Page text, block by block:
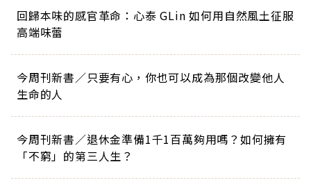
回歸本味的感官革命：心泰 GLin 如何用自然風土征服
高端味蕾
今周刊新書／只要有心，你也可以成為那個改變他人
生命的人
今周刊新書／退休金準備1千1百萬夠用嗎？如何擁有
「不窮」的第三人生？